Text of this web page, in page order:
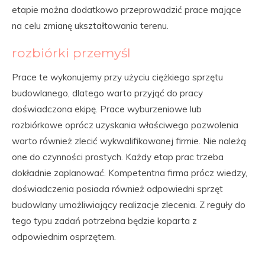
etapie można dodatkowo przeprowadzić prace mające
na celu zmianę ukształtowania terenu.
rozbiórki przemyśl
Prace te wykonujemy przy użyciu ciężkiego sprzętu
budowlanego, dlatego warto przyjąć do pracy
doświadczona ekipę. Prace wyburzeniowe lub
rozbiórkowe oprócz uzyskania właściwego pozwolenia
warto również zlecić wykwalifikowanej firmie. Nie należą
one do czynności prostych. Każdy etap prac trzeba
dokładnie zaplanować. Kompetentna firma prócz wiedzy,
doświadczenia posiada również odpowiedni sprzęt
budowlany umożliwiający realizacje zlecenia. Z reguły do
tego typu zadań potrzebna będzie koparta z
odpowiednim osprzętem.